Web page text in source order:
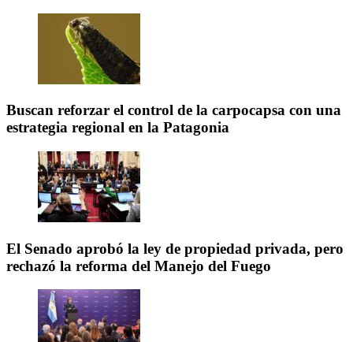
Buscan reforzar el control de la carpocapsa con una
estrategia regional en la Patagonia
El Senado aprobó la ley de propiedad privada, pero
rechazó la reforma del Manejo del Fuego